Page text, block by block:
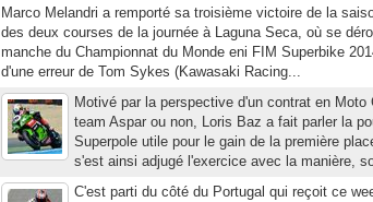
Marco Melandri a remporté sa troisième victoire de la
des deux courses de la journée à Laguna Seca, où se
manche du Championnat du Monde eni FIM Superbike
d'une erreur de Tom Sykes (Kawasaki Racing...
Motivé par la perspective d'un contrat en Moto
team Aspar ou non, Loris Baz a fait parler la
Superpole utile pour le gain de la première
s'est ainsi adjugé l'exercice avec la manière,
C'est parti du côté du Portugal qui reçoit ce